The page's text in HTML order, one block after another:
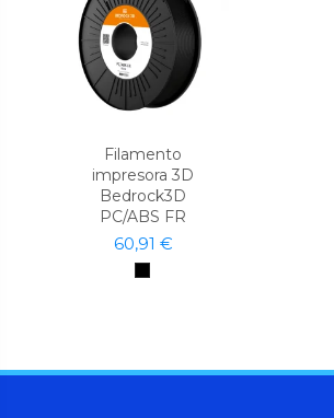
Filamento
impresora 3D
Bedrock3D
PC/ABS FR
60,91 €